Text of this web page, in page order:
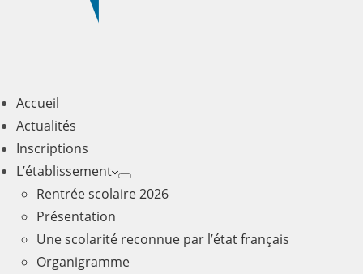
Accueil
Actualités
Inscriptions
L’établissement
Rentrée scolaire 2026
Présentation
Une scolarité reconnue par l’état français
Organigramme